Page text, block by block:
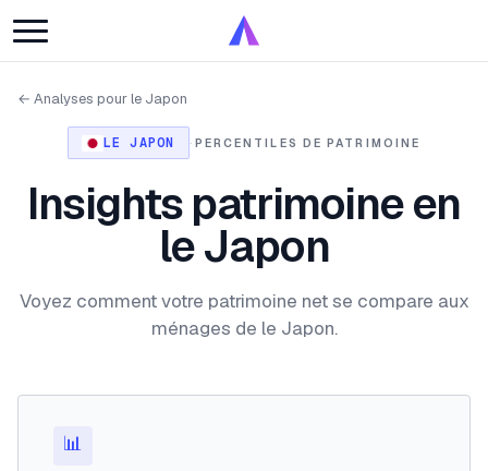
← Analyses pour le Japon
LE JAPON · PERCENTILES DE PATRIMOINE
Insights patrimoine en
le Japon
Voyez comment votre patrimoine net se compare aux
ménages de le Japon.
📊